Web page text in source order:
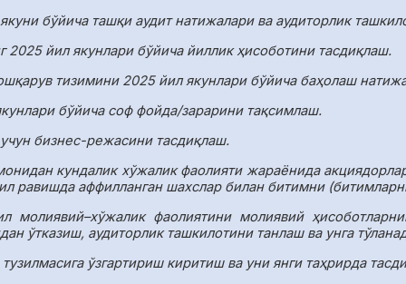
бўйича ташқи аудит натижалари ва аудиторлик
йил якунлари бўйича йиллик ҳисоботини тасдиқлаш.
тизимини 2025 йил якунлари бўйича баҳолаш
бўйича соф фойда/зарарини тақсимлаш.
бизнес-режасини тасдиқлаш.
кундалик хўжалик фаолияти жараёнида
равишда аффилланган шахслар билан битимни
молиявий–хўжалик фаолиятини молиявий
ўтказиш, аудиторлик ташкилотини танлаш ва унга
ўзгартириш киритиш ва уни янги таҳрирда